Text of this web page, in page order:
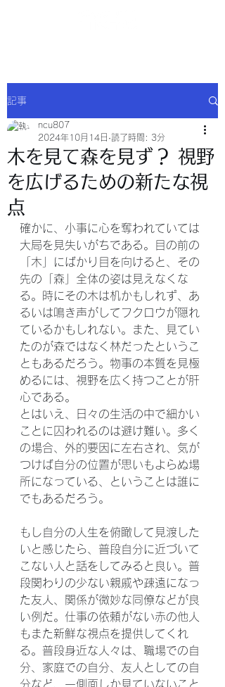
記事
木を見て森を見ず？ 視野
を広げるための新たな視
点
ncu807
2024年10月14日 読了時間: 3分
確かに、小事に心を奪われていては
大局を見失いがちである。目の前の
「木」にばかり目を向けると、その
先の「森」全体の姿は見えなくな
る。時にその木は机かもしれず、あ
るいは鳴き声がしてフクロウが隠れ
ているかもしれない。また、見てい
たのが森ではなく林だったというこ
ともあるだろう。物事の本質を見極
めるには、視野を広く持つことが肝
心である。
とはいえ、日々の生活の中で細かい
ことに囚われるのは避け難い。多く
の場合、外的要因に左右され、気が
つけば自分の位置が思いもよらぬ場
所になっている、ということは誰に
でもあるだろう。
もし自分の人生を俯瞰して見渡した
いと感じたら、普段自分に近づいて
こない人と話をしてみると良い。普
段関わりの少ない親戚や疎遠になっ
た友人、関係が微妙な同僚などが良
い例だ。仕事の依頼がない赤の他人
もまた新鮮な視点を提供してくれ
る。普段身近な人々は、職場での自
分、家庭での自分、友人としての自
分など、一側面しか見ていないこと